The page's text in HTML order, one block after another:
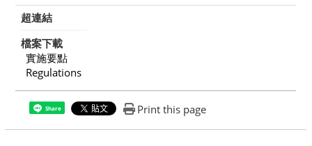
超連結
檔案下載
實施要點
Regulations
Share Print this page